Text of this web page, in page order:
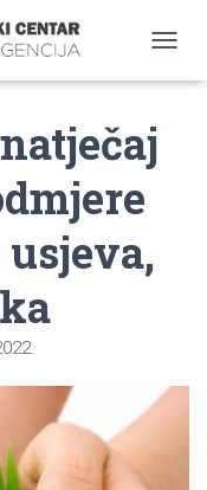
O
N
usjeva,